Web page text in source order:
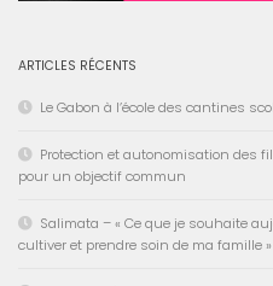
ARTICLES RÉCENTS
Le Gabon à l’école des cantines
Protection et autonomisation des
pour un objectif commun
Salimata – « Ce que je souhaite
cultiver et prendre soin de ma famille »